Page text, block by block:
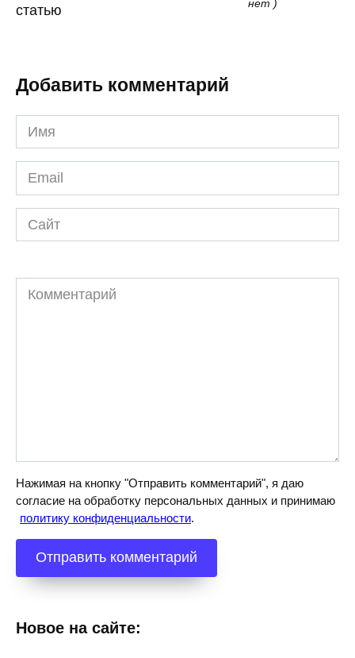
статью
нет )
Добавить комментарий
Имя
*
Email
*
Сайт
Комментарий
Нажимая на кнопку "Отправить комментарий", я даю
согласие на обработку персональных данных и принимаю
политику конфиденциальности.
Новое на сайте: